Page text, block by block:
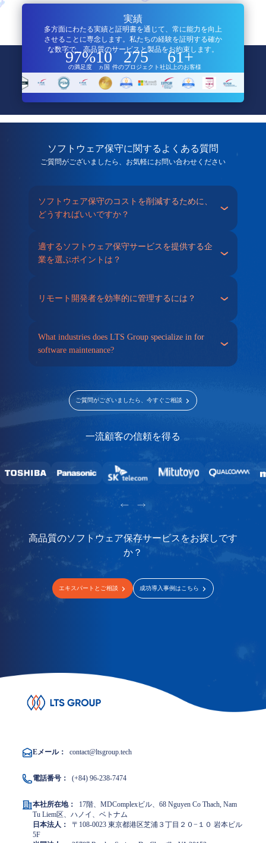
実績
多方面にわたる実績と証明書を通じて、常に能力を向上
させることに専念します。私たちの経験を証明する確か
な数字で、高品質のサービスと製品をお約束します。
97%
の満足度
10
ヵ国
275
件のプロジェクト
61+
社以上のお客様
ソフトウェア保守に関するよくある質問
ご質問がございましたら、お気軽にお問い合わせください
ソフトウェア保守のコストを削減するために、
どうすればいいですか？
適するソフトウェア保守サービスを提供する企
業を選ぶポイントは？
リモート開発者を効率的に管理するには？
What industries does LTS Group specialize in for
software maintenance?
ご質問がございましたら、今すぐご相談
一流顧客の信頼を得る
高品質のソフトウェア保存サービスをお探しです
か？
エキスパートとご相談 成功導入事例はこちら
Eメール： contact@ltsgroup.tech
電話番号： (+84) 96-238-7474
本社所在地：
17階、MDComplexビル、68 Nguyen Co Thach, Nam
Tu Liem区、ハノイ、ベトナム
日本法人：
〒108-0023 東京都港区芝浦３丁目２０−１０ 岩本ビル
5F